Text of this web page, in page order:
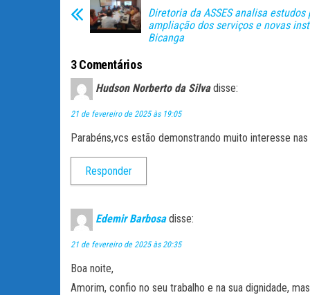
pp rti
Diretoria da ASSES analisa estudos
ampliação dos serviços e novas
Bicanga
3 Comentários
Hudson Norberto da Silva disse:
21 de fevereiro de 2025 às 19:05
Parabéns,vcs estão demonstrando muito interesse
Responder
Edemir Barbosa disse:
21 de fevereiro de 2025 às 20:35
Boa noite,
Amorim, confio no seu trabalho e na sua dignidade,